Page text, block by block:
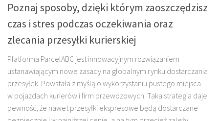
Poznaj sposoby, dzięki którym zaoszczędzisz
czas i stres podczas oczekiwania oraz
zlecania przesyłki kurierskiej
Platforma ParcelABC jest innowacyjnym rozwiązaniem
ustanawiającym nowe zasady na globalnym rynku dostarczania
przesyłek. Powstała z myślą o wykorzystaniu pustego miejsca
w pojazdach kurierów i firm przewozowych. Taka strategia daje
pewność, że nawet przesyłki ekspresowe będą dostarczane